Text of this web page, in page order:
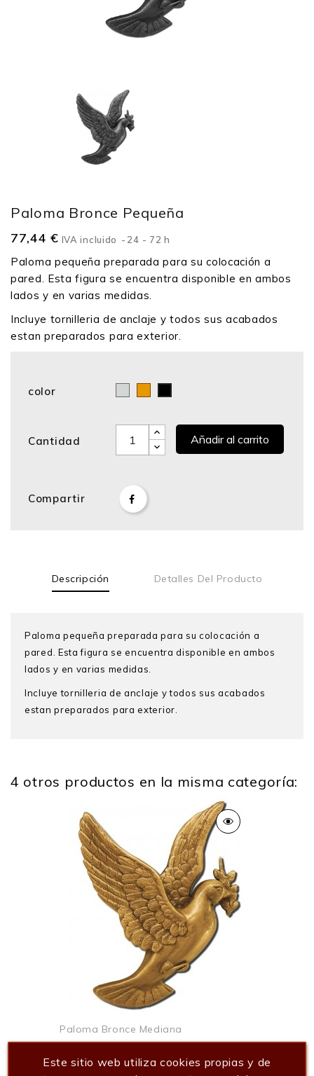
Paloma Bronce Pequeña
77,44 € IVA incluido 24 - 72 h
Paloma pequeña preparada para su colocación a
pared. Esta figura se encuentra disponible en ambos
lados y en varias medidas.
Incluye tornilleria de anclaje y todos sus acabados
estan preparados para exterior.
color
Cantidad Añadir al carrito
Compartir
Descripción Detalles Del Producto
Paloma pequeña preparada para su colocación a
pared. Esta figura se encuentra disponible en ambos
lados y en varias medidas.
Incluye tornilleria de anclaje y todos sus acabados
estan preparados para exterior.
9 Cm
1 Cm
0.100 Kg
4 otros productos en la misma categoría:
Paloma Bronce Mediana
Este sitio web utiliza cookies propias y de